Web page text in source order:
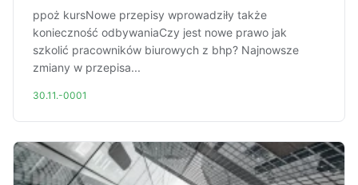
ppoż kursNowe przepisy wprowadziły także
konieczność odbywaniaCzy jest nowe prawo jak
szkolić pracowników biurowych z bhp? Najnowsze
zmiany w przepisa...
30.11.-0001